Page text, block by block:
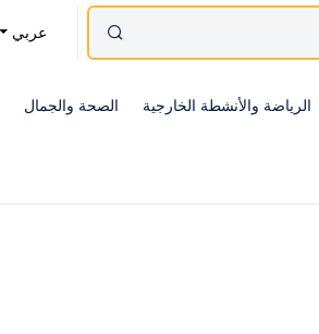
عربي
الرياضة والأنشطة الخارجية الصحة والجمال